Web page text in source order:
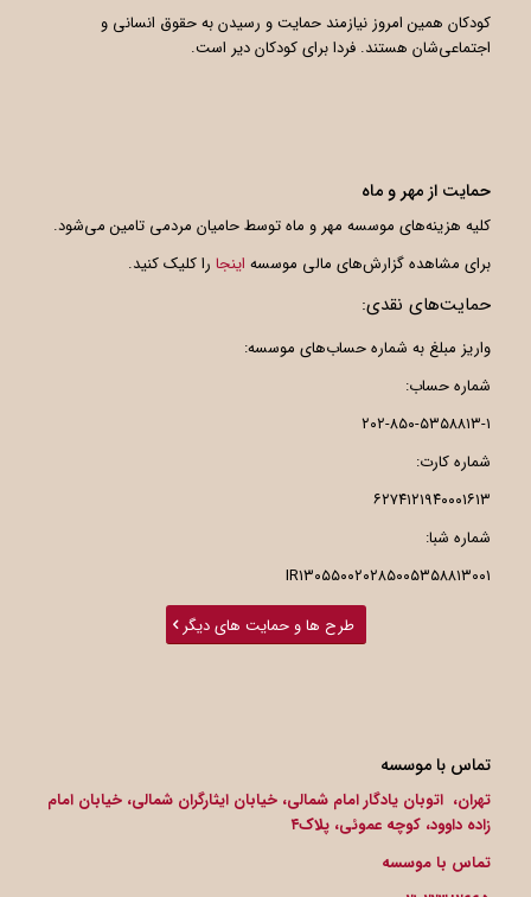
کودکان همین امروز نیازمند حمایت و رسیدن به حقوق انسانی و
اجتماعی‌شان هستند. فردا برای کودکان دیر است.
حمایت از مهر و ماه
کلیه هزینه‌های موسسه مهر و ماه توسط حامیان مردمی تامین می‌شود.
برای مشاهده گزارش‌های مالی موسسه اینجارا کلیک کنید.
حمایت‌های نقدی:
واریز مبلغ به شماره حساب‌های موسسه:
شماره حساب:
۲۰۲-۸۵۰-۵۳۵۸۸۱۳-۱
شماره کارت:
۶۲۷۴۱۲۱۹۴۰۰۰۱۶۱۳
شماره شبا:
IR۱۳۰۵۵۰۰۲۰۲۸۵۰۰۵۳۵۸۸۱۳۰۰۱
طرح ها و حمایت های دیگر
تماس با موسسه
تهران، اتوبان یادگار امام شمالی، خیابان ایثارگران شمالی، خیابان امام
زاده داوود، کوچه عموئی، پلاک۴
تماس با موسسه